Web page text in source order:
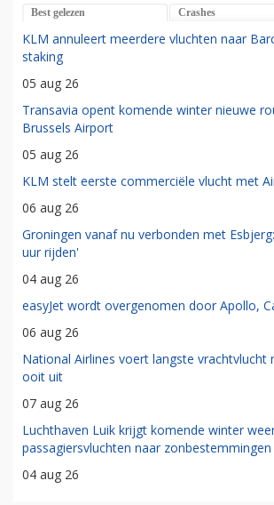
Best gelezen Crashes
KLM annuleert meerdere vluchten naar
staking
05 aug 26
Transavia opent komende winter nieuwe
Brussels Airport
05 aug 26
KLM stelt eerste commerciële vlucht met
06 aug 26
Groningen vanaf nu verbonden met
uur rijden'
04 aug 26
easyJet wordt overgenomen door Apollo,
06 aug 26
National Airlines voert langste vrachtvlucht
ooit uit
07 aug 26
Luchthaven Luik krijgt komende winter
passagiersvluchten naar zonbestemmingen
04 aug 26